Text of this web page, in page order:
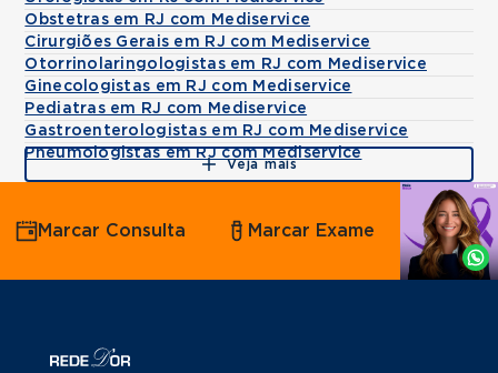
Obstetras em RJ com Mediservice
Cirurgiões Gerais em RJ com Mediservice
Otorrinolaringologistas em RJ com Mediservice
Ginecologistas em RJ com Mediservice
Pediatras em RJ com Mediservice
Gastroenterologistas em RJ com Mediservice
Pneumologistas em RJ com Mediservice
Veja mais
Agende
por
Whatsapp
Marcar Consulta Marcar Exame